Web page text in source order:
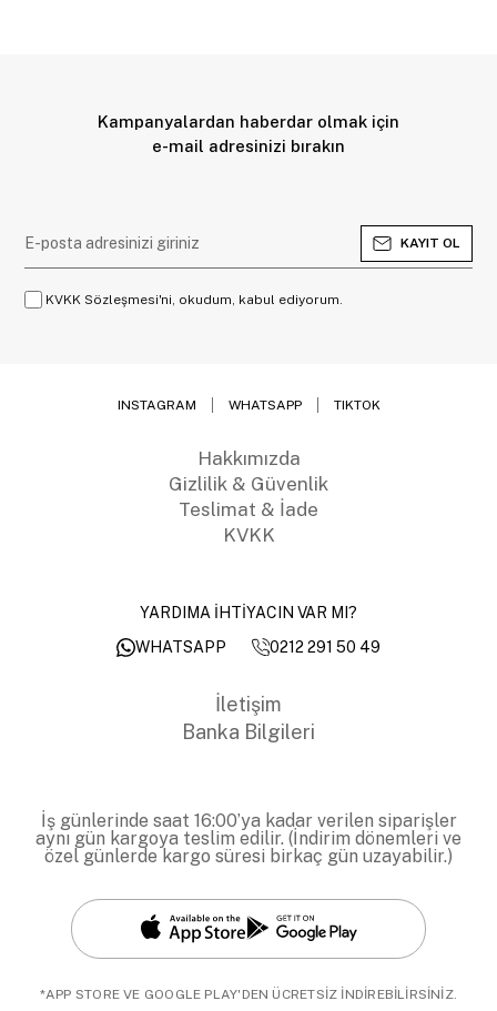
Kampanyalardan haberdar olmak için
e-mail adresinizi bırakın
KAYIT OL
KVKK Sözleşmesi'ni, okudum, kabul ediyorum.
INSTAGRAM WHATSAPP TIKTOK
Hakkımızda
Gizlilik & Güvenlik
Teslimat & İade
KVKK
YARDIMA İHTİYACIN VAR MI?
WHATSAPP
0212 291 50 49
İletişim
Banka Bilgileri
İş günlerinde saat 16:00’ya kadar verilen siparişler
aynı gün kargoya teslim edilir. (İndirim dönemleri ve
özel günlerde kargo süresi birkaç gün uzayabilir.)
*APP STORE VE GOOGLE PLAY'DEN ÜCRETSİZ İNDİREBİLİRSİNİZ.